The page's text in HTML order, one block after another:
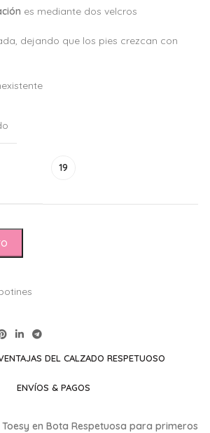
es mediante dos velcros
dejando que los pies crezcan con
19
DEL CALZADO RESPETUOSO
ENVÍOS & PAGOS
en Bota Respetuosa para primeros